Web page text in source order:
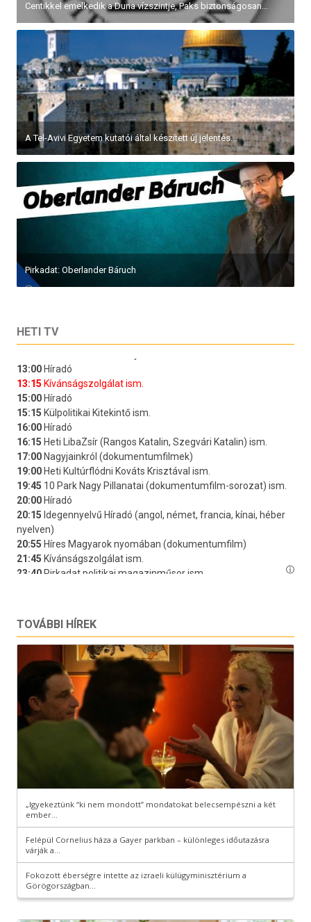
Centikkel emelkedik a Duna vízszintje, Paks biztonságosan...
A Tel-Avivi Egyetem kutatói által készített új jelentés...
Pirkadat: Oberlander Báruch
HETI TV
TOVÁBBI HÍREK